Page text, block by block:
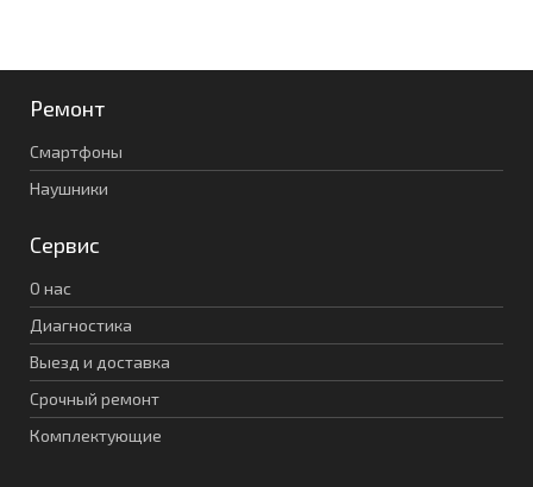
Ремонт
Смартфоны
Наушники
Сервис
О нас
Диагностика
Выезд и доставка
Срочный ремонт
Комплектующие